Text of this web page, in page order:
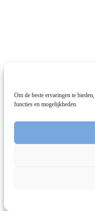
Om de beste ervaringen te
functies en mogelijkheden.